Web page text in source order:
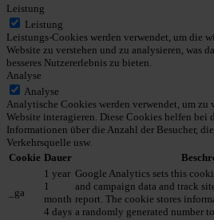
Leistung
Leistung
Leistungs-Cookies werden verwendet, um die
Website zu verstehen und zu analysieren, was
besseres Nutzererlebnis zu bieten.
Analyse
Analyse
Analytische Cookies werden verwendet, um zu
Website interagieren. Diese Cookies helfen bei
Informationen über die Anzahl der Besucher,
Verkehrsquelle usw.
Cookie Dauer
_ga
1 year
1
month
4 days
Google Analytics sets this
and campaign data and track
report. The cookie stores
a randomly generated number